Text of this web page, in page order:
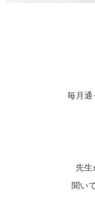
毎月通
先生
聞い